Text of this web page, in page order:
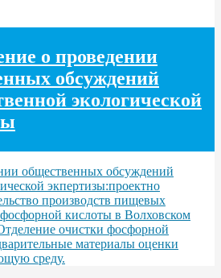
о проведении
обсуждений
экологической
общественных обсуждений
экпертизы:проектно
производств пищевых
кислоты в Волховском
очистки фосфорной
материалы оценки
среду.